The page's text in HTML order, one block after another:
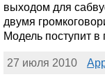
выходом для
двумя
Модель поступит
27 июля 2010